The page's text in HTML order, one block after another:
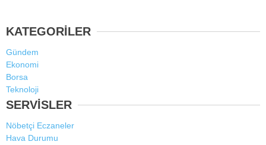
KATEGORİLER
Gündem
Ekonomi
Borsa
Teknoloji
SERVİSLER
Nöbetçi Eczaneler
Hava Durumu